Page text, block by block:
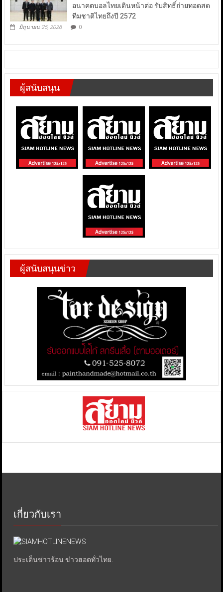
อนาคตบอลไทยเดินหน้าต่อ รับสิทธิ์ถ่ายทอดสด
ทีมชาติไทยถึงปี 2572
มิถุนายน 25, 2026 0
ผู้สนับสนุน
ผู้สนับสนุนข่าว
เกี่ยวกับเรา
ประเด็นข่าวร้อน ข่าวฮอตทั่วไทย.